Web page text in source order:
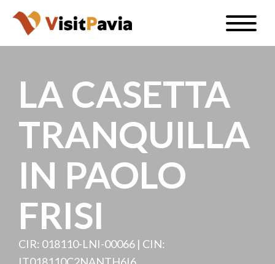
Salta
contenuto
Toggle
IT
#visitpavia
LA CASETTA
TRANQUILLA
IN PAOLO
FRISI
CIR: 018110-LNI-00066 | CIN: